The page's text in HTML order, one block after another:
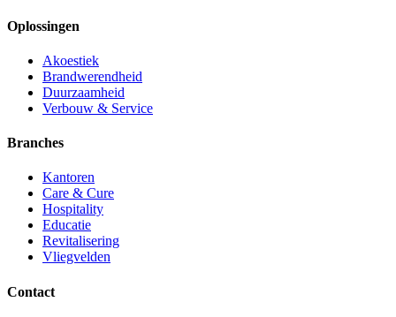
Oplossingen
Akoestiek
Brandwerendheid
Duurzaamheid
Verbouw & Service
Branches
Kantoren
Care & Cure
Hospitality
Educatie
Revitalisering
Vliegvelden
Contact